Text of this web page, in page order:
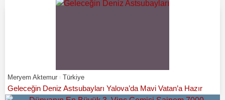
Meryem Aktemur Türkiye
Geleceğin Deniz Astsubayları Yalova’da Mavi Vatan’a Hazır